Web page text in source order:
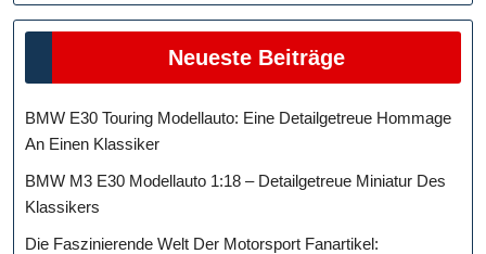
Neueste Beiträge
BMW E30 Touring Modellauto: Eine Detailgetreue Hommage
An Einen Klassiker
BMW M3 E30 Modellauto 1:18 – Detailgetreue Miniatur Des
Klassikers
Die Faszinierende Welt Der Motorsport Fanartikel: